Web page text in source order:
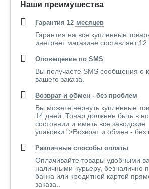
Наши преимушества
Гарантия 12 месяцев
Гарантия на все купленные
инетрнет магазине составляет
Оповещение по SMS
Вы получаете SMS сообщения о
вашего заказа.
Возврат и обмен - без проблем
Вы можете вернуть купленные
14 дней. Товар должнен быть в
состоянии и иметь все заводские
упаковки.">Возврат и обмен - без
Различные способы оплаты
Оплачивайте товары удобными
наличными курьеру, безналично
банка или кредитной картой
заказа..